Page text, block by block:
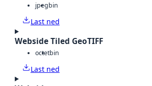
jpegbin
Last ned
Webside Tiled GeoTIFF
octetbin
Last ned